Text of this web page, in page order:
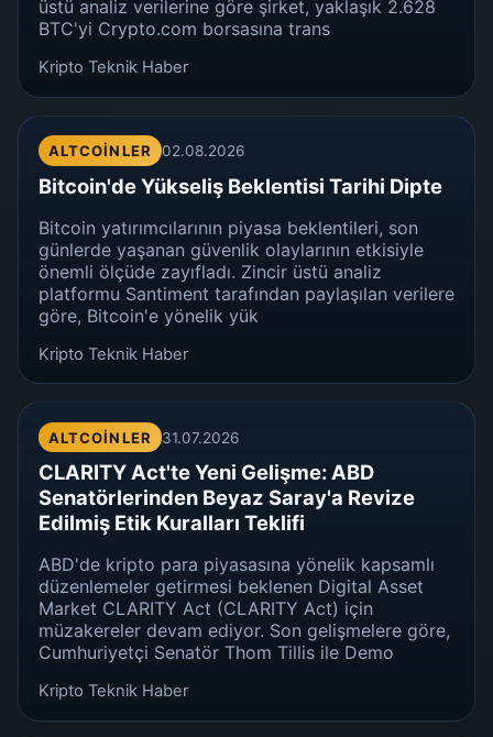
üstü analiz verilerine göre şirket, yaklaşık 2.628
BTC'yi Crypto.com borsasına trans
Kripto Teknik Haber
ALTCOINLER 02.08.2026
Bitcoin'de Yükseliş Beklentisi Tarihi Dipte
Bitcoin yatırımcılarının piyasa beklentileri, son
günlerde yaşanan güvenlik olaylarının etkisiyle
önemli ölçüde zayıfladı. Zincir üstü analiz
platformu Santiment tarafından paylaşılan verilere
göre, Bitcoin'e yönelik yük
Kripto Teknik Haber
ALTCOINLER 31.07.2026
CLARITY Act'te Yeni Gelişme: ABD
Senatörlerinden Beyaz Saray'a Revize
Edilmiş Etik Kuralları Teklifi
ABD'de kripto para piyasasına yönelik kapsamlı
düzenlemeler getirmesi beklenen Digital Asset
Market CLARITY Act (CLARITY Act) için
müzakereler devam ediyor. Son gelişmelere göre,
Cumhuriyetçi Senatör Thom Tillis ile Demo
Kripto Teknik Haber